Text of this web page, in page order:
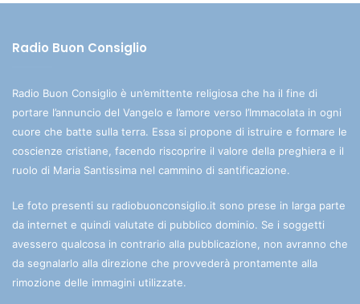
Radio Buon Consiglio
Radio Buon Consiglio è un’emittente religiosa che ha il fine di
portare l’annuncio del Vangelo e l’amore verso l’Immacolata in ogni
cuore che batte sulla terra. Essa si propone di istruire e formare le
coscienze cristiane, facendo riscoprire il valore della preghiera e il
ruolo di Maria Santissima nel cammino di santificazione.
Le foto presenti su radiobuonconsiglio.it sono prese in larga parte
da internet e quindi valutate di pubblico dominio. Se i soggetti
avessero qualcosa in contrario alla pubblicazione, non avranno che
da segnalarlo alla direzione che provvederà prontamente alla
rimozione delle immagini utilizzate.